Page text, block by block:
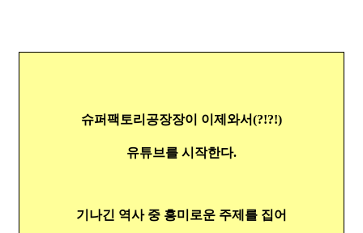
슈퍼팩토리공장장이 이제와서(?!?!)
유튜브를 시작한다.
기나긴 역사 중 흥미로운 주제를 집어